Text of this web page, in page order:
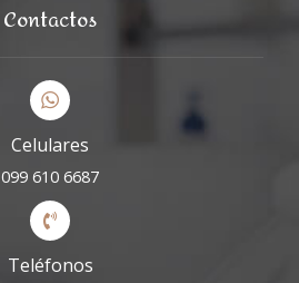
Contactos
Celulares
099 610 6687
Teléfonos